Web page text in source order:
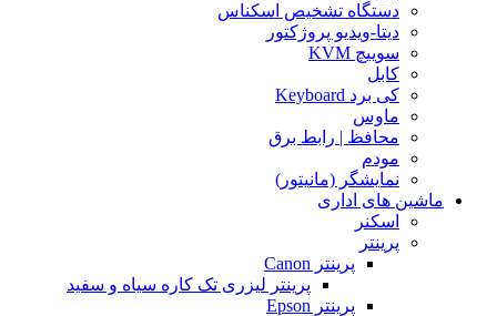
دستگاه تشخیص اسکناس
دیتا-ویدیو پروژکتور
سوییچ KVM
کابل
کی برد Keyboard
ماوس
محافظ | رابط برق
مودم
نمایشگر (مانیتور)
ماشین های اداری
اسکنر
پرینتر
پرینتر Canon
پرینتر لیزری تک کاره سیاه و سفید
پرینتر Epson